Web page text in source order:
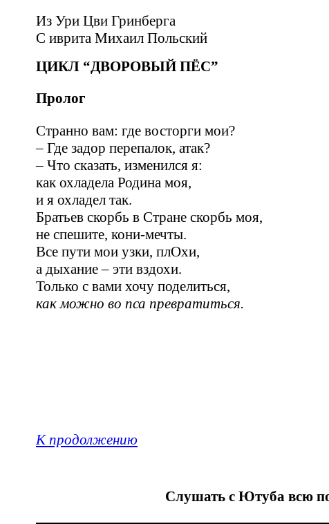
Из Ури Цви Гринберга
С иврита Михаил Польский
ЦИКЛ “ДВОРОВЫЙ ПЁС”
Пролог
Странно вам: где восторги мои?
– Где задор перепалок, атак?
– Что сказать, изменился я:
как охладела Родина моя,
и я охладел так.
Братьев скорбь в Стране скорбь моя,
не спешите, кони-мечты.
Все пути мои узки, плОхи,
а дыхание – эти вздохи.
Только с вами хочу поделиться,
как можно во пса превратиться.
К продолжению
Слушать с Ютуба всю